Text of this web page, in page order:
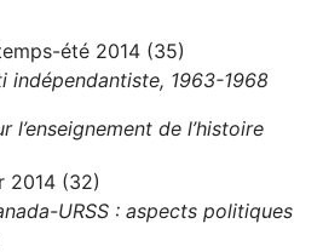
été 2014 (35)
indépendantiste, 1963-1968
l’enseignement de l’histoire
2014 (32)
URSS : aspects politiques